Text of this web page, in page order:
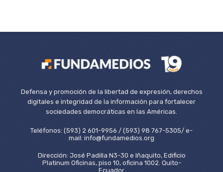
Defensa y promoción de la libertad de expresión, derechos
digitales e integridad de la información para fortalecer
sociedades democráticas en las Américas.
Teléfonos: (593) 2 601-9956 / (593) 98 767-5305/ e-
mail: info@fundamedios.org
Dirección: José Padilla N3-30 e Iñaquito, Edificio
Platinum Oficinas, piso 10, oficina 1002. Quito-
Ecuador